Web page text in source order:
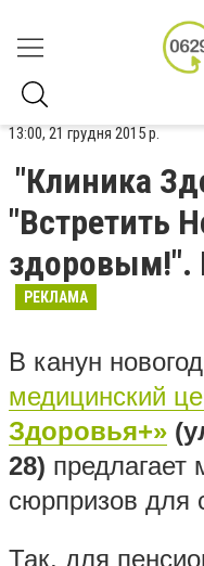
13:00, 21 грудня 2015 р.
"Клиника
"Встретить
здоровым!".
РЕКЛАМА
В канун
медицинский
Здоровья+»
28) предлагает
сюрпризов для
Так, для